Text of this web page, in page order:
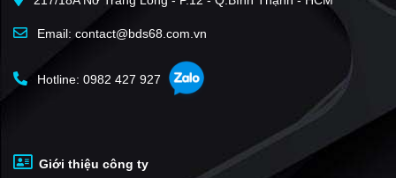
Email: contact@bds68.com.vn
Hotline: 0982 427 927
Giới thiệu công ty